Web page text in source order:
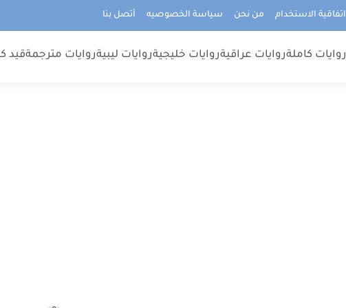
اتفاقية الاستخدام من نحن سياسة الخصوصيه أتصل بنا
روايات كاملةروايات عراقيةروايات خليجيةروايات ليبيةروايات مترجمةقيد